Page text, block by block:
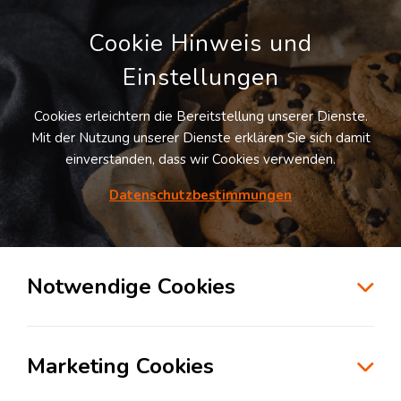
Unsere Pakete und Konditionen
Nach Ihrer Registrierung bzw. Anmeldung
LogiVisor.com können Sie je nach Bedarf
zwischen folgenden Dienstleistungen und
Cookie Hinweis und
Einstellungen
Cookies erleichtern die Bereitstellung unserer Dienste.
Mit der Nutzung unserer Dienste erklären Sie sich damit
einverstanden, dass wir Cookies verwenden.
Datenschutzbestimmungen
Notwendige Cookies
Marketing Cookies